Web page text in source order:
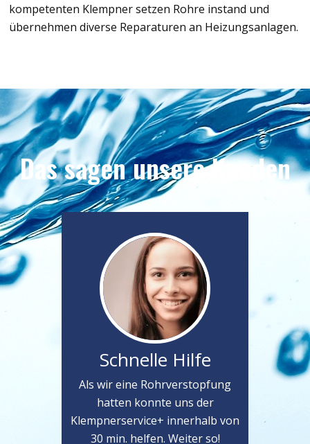
kompetenten Klempner setzen Rohre instand und
übernehmen diverse Reparaturen an Heizungsanlagen.
Das sagen unsere Kunden
Schnelle Hilfe
Als wir eine Rohrverstopfung
hatten konnte uns der
Klempnerservice+ innerhalb von
30 min. helfen. Weiter so!